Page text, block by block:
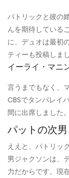
パトリックと彼の
んを期待している
に、デュオは最初
ティーも投稿しまし
イーライ・マニ
言うまでもなく、
CBSでタンパレイ
間に出席しました。
パットの次
ええと、パトリッ
男ジャクソンは、
力だからです。現